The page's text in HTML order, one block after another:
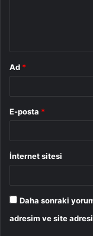
Ad *
E-posta *
İnternet sitesi
Daha sonraki
adresim ve site